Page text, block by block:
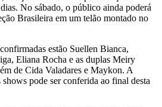
No sábado, o público ainda poderá
Brasileira em um telão montado no
estão Suellen Bianca,
Eliana Rocha e as duplas Meiry
de Cida Valadares e Maykon. A
pode ser conferida ao final desta